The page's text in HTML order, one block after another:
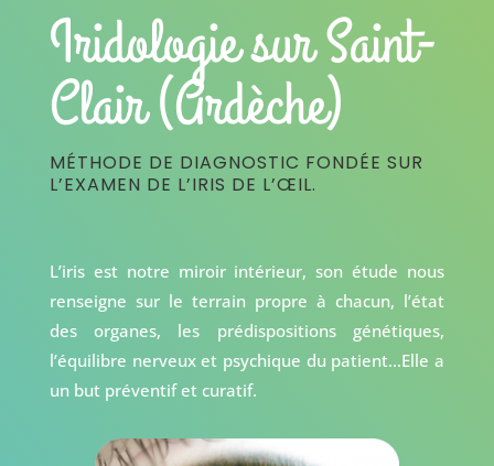
Iridologie sur Saint-
Clair (Ardèche)
MÉTHODE DE DIAGNOSTIC FONDÉE SUR
L’EXAMEN DE L’IRIS DE L’ŒIL.
L’iris est notre miroir intérieur, son étude nous
renseigne sur le terrain propre à chacun, l’état
des organes, les prédispositions génétiques,
l’équilibre nerveux et psychique du patient…Elle a
un but préventif et curatif.